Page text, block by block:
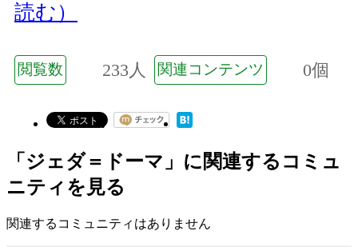
読む）
閲覧数 233人 関連コンテンツ 0個
「ジェダ＝ドーマ」に関連するコミュ
ニティを見る
関連するコミュニティはありません